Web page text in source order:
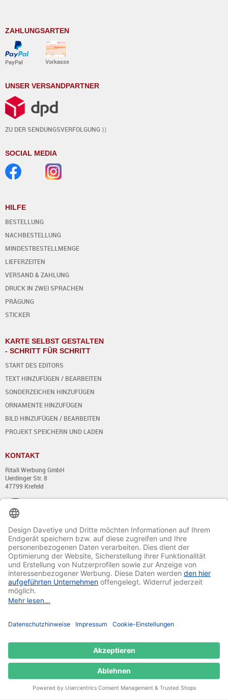
ZAHLUNGSARTEN
PayPal Vorkasse
UNSER VERSANDPARTNER
ZU DER SENDUNGSVERFOLGUNG ⟩⟩
SOCIAL MEDIA
HILFE
BESTELLUNG
NACHBESTELLUNG
MINDESTBESTELLMENGE
LIEFERZEITEN
VERSAND & ZAHLUNG
DRUCK IN ZWEI SPRACHEN
PRÄGUNG
STICKER
KARTE SELBST GESTALTEN
- SCHRITT FÜR SCHRITT
START DES EDITORS
TEXT HINZUFÜGEN / BEARBEITEN
SONDERZEICHEN HINZUFÜGEN
ORNAMENTE HINZUFÜGEN
BILD HINZUFÜGEN / BEARBEITEN
PROJEKT SPEICHERN UND LADEN
KONTAKT
Ritali Werbung GmbH
Uerdinger Str. 8
47799 Krefeld
+49 (0) 21 51 - 7 633 633
Montag bis Donnerstag:
von 8:00 - 13:00
und von 14:00 - 17:00 Uhr
Freitag:
von 8:00 - 13:00
und von 14:00 - 15:30 Uhr
E-Mail: info@davetiye.de
© 2020-2025 Ritali Werbung GmbH. All Rights Reserved.